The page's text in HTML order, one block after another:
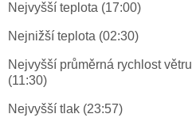
Nejvyšší teplota (17:00)
Nejnižší teplota (02:30)
Nejvyšší průměrná rychlost větru
(11:30)
Nejvyšší tlak (23:57)